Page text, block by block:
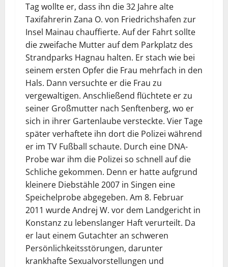
Tag wollte er, dass ihn die 32 Jahre alte
Taxifahrerin Zana O. von Friedrichshafen zur
Insel Mainau chauffierte. Auf der Fahrt sollte
die zweifache Mutter auf dem Parkplatz des
Strandparks Hagnau halten. Er stach wie bei
seinem ersten Opfer die Frau mehrfach in den
Hals. Dann versuchte er die Frau zu
vergewaltigen. Anschließend flüchtete er zu
seiner Großmutter nach Senftenberg, wo er
sich in ihrer Gartenlaube versteckte. Vier Tage
später verhaftete ihn dort die Polizei während
er im TV Fußball schaute. Durch eine DNA-
Probe war ihm die Polizei so schnell auf die
Schliche gekommen. Denn er hatte aufgrund
kleinere Diebstähle 2007 in Singen eine
Speichelprobe abgegeben. Am 8. Februar
2011 wurde Andrej W. vor dem Landgericht in
Konstanz zu lebenslanger Haft verurteilt. Da
er laut einem Gutachter an schweren
Persönlichkeitsstörungen, darunter
krankhafte Sexualvorstellungen und